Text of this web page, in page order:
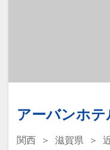
アーバンホテ
関西 滋賀県